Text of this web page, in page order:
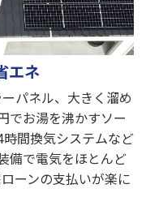
エネ
パネル、大きく溜め
でお湯を沸かすソー
間換気システムなど
備で電気をほとんど
ーンの支払いが楽に